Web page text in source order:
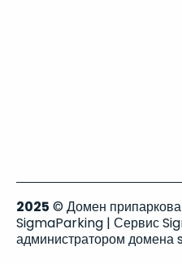
2025 © Домен
SigmaParking | Сервис
администратором